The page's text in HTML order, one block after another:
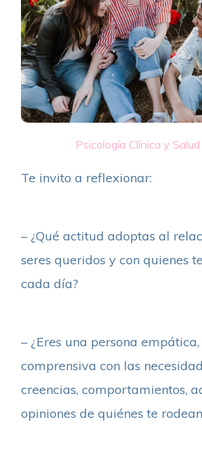
Psicología Clínica y
Te invito a reflexionar:
– ¿Qué actitud adoptas al
seres queridos y con quienes
cada día?
– ¿Eres una persona
comprensiva con las
creencias, comportamientos,
opiniones de quiénes te